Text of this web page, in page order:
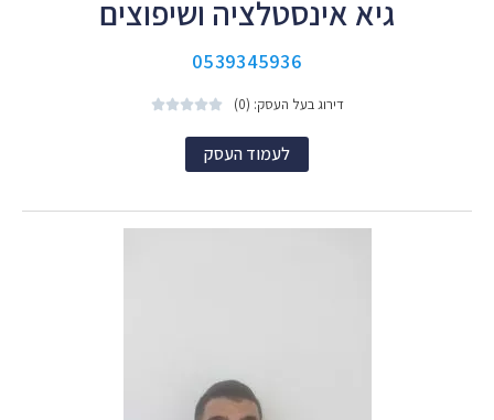
גיא אינסטלציה ושיפוצים
0539345936
דירוג בעל העסק: (0) 




לעמוד העסק